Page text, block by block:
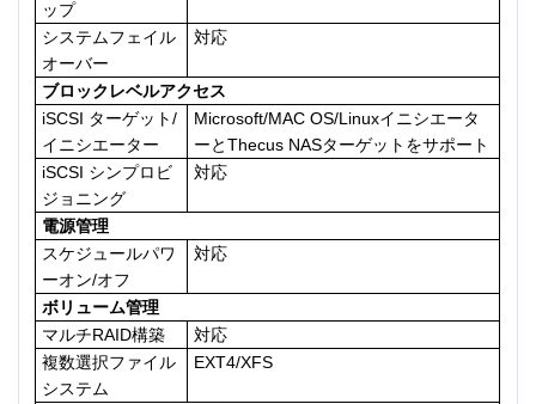
ップ
システムフェイル
オーバー
対応
ブロックレベルアクセス
iSCSI ターゲット/
イニシエーター
Microsoft/MAC OS/Linuxイニシエータ
ーとThecus NASターゲットをサポート
iSCSI シンプロビ
ジョニング
対応
電源管理
スケジュールパワ
ーオン/オフ
対応
ボリューム管理
マルチRAID構築
対応
複数選択ファイル
システム
EXT4/XFS